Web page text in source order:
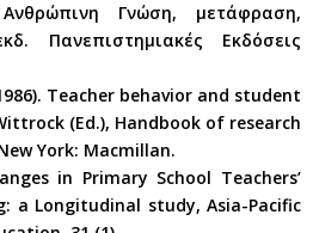
Γνώση, μετάφραση,
Πανεπιστημιακές Εκδόσεις
Teacher behavior and student
(Ed.), Handbook of research
York: Macmillan.
in Primary School Teachers’
a Longitudinal study, Asia-Pacific